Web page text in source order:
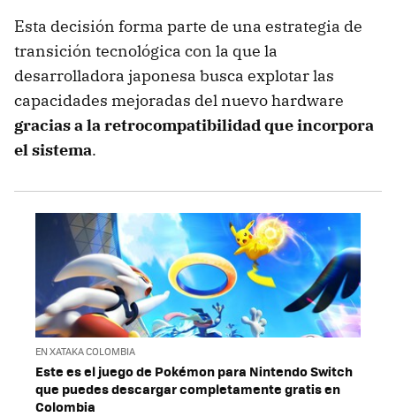
Esta decisión forma parte de una estrategia de
transición tecnológica con la que la
desarrolladora japonesa busca explotar las
capacidades mejoradas del nuevo hardware
gracias a la retrocompatibilidad que incorpora
el sistema.
EN XATAKA COLOMBIA
Este es el juego de Pokémon para Nintendo Switch
que puedes descargar completamente gratis en
Colombia